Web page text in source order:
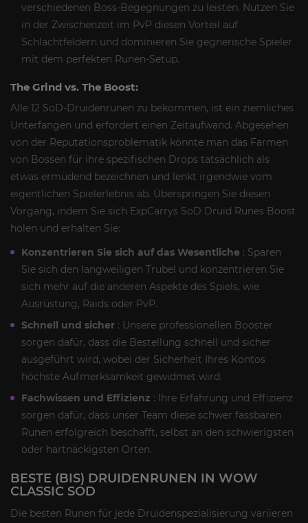
verschiedenen Boss-Begegnungen zu leisten. Nutzen Sie
in der Zwischenzeit im PvP diesen Vorteil auf
Schlachtfeldern und dominieren Sie gegnerische Spieler
mit dem perfekten Runen-Setup.
The Grind vs. The Boost:
Alle 12 SoD-Druidenrunen zu bekommen, ist ein ziemliches
Unterfangen und erfordert einen Zeitaufwand. Abgesehen
von der Reputationsproblematik könnte man das Farmen
von Bossen für ihre spezifischen Drops tatsächlich als
etwas ermüdend bezeichnen und lenkt irgendwie vom
eigentlichen Spielerlebnis ab. Überspringen Sie diesen
Vorgang, indem Sie sich ExpCarrys SoD Druid Runes Boost
holen und erhalten Sie:
Konzentrieren Sie sich auf das Wesentliche : Sparen
Sie sich den langweiligen Trubel und konzentrieren Sie
sich mehr auf die anderen Aspekte des Spiels, wie
Ausrüstung, Raids oder PvP.
Schnell und sicher : Unsere professionellen Booster
sorgen dafür, dass die Bestellung schnell und sicher
ausgeführt wird, wobei der Sicherheit Ihres Kontos
höchste Aufmerksamkeit gewidmet wird.
Fachwissen und Effizienz : Ihre Erfahrung und Effizienz
sorgen dafür, dass unser Team diese schwer fassbaren
Runen erfolgreich beschafft, selbst an den schwierigsten
oder hartnäckigsten Orten.
BESTE (BIS) DRUIDENRUNEN IN WOW
CLASSIC SOD
Die besten Runen für jede Druidenspezialisierung variieren